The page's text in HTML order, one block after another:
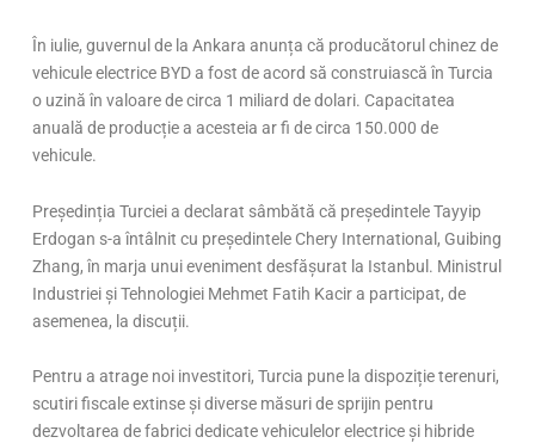
În iulie, guvernul de la Ankara anunța că producătorul chinez de
vehicule electrice BYD a fost de acord să construiască în Turcia
o uzină în valoare de circa 1 miliard de dolari. Capacitatea
anuală de producție a acesteia ar fi de circa 150.000 de
vehicule.
Președinția Turciei a declarat sâmbătă că președintele Tayyip
Erdogan s-a întâlnit cu președintele Chery International, Guibing
Zhang, în marja unui eveniment desfășurat la Istanbul. Ministrul
Industriei și Tehnologiei Mehmet Fatih Kacir a participat, de
asemenea, la discuții.
Pentru a atrage noi investitori, Turcia pune la dispoziție terenuri,
scutiri fiscale extinse și diverse măsuri de sprijin pentru
dezvoltarea de fabrici dedicate vehiculelor electrice și hibride